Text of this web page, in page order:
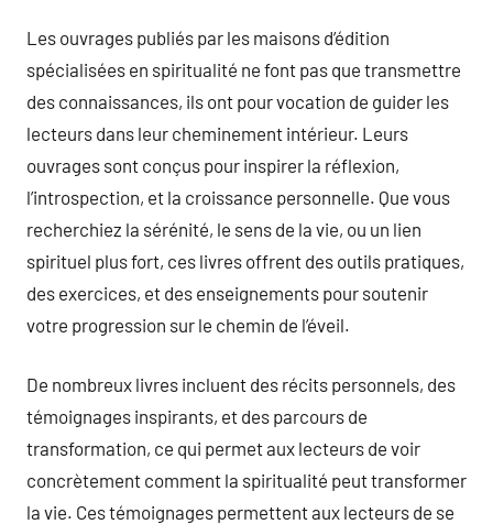
Les ouvrages publiés par les maisons d’édition
spécialisées en spiritualité ne font pas que transmettre
des connaissances, ils ont pour vocation de guider les
lecteurs dans leur cheminement intérieur. Leurs
ouvrages sont conçus pour inspirer la réflexion,
l’introspection, et la croissance personnelle. Que vous
recherchiez la sérénité, le sens de la vie, ou un lien
spirituel plus fort, ces livres offrent des outils pratiques,
des exercices, et des enseignements pour soutenir
votre progression sur le chemin de l’éveil.
De nombreux livres incluent des récits personnels, des
témoignages inspirants, et des parcours de
transformation, ce qui permet aux lecteurs de voir
concrètement comment la spiritualité peut transformer
la vie. Ces témoignages permettent aux lecteurs de se